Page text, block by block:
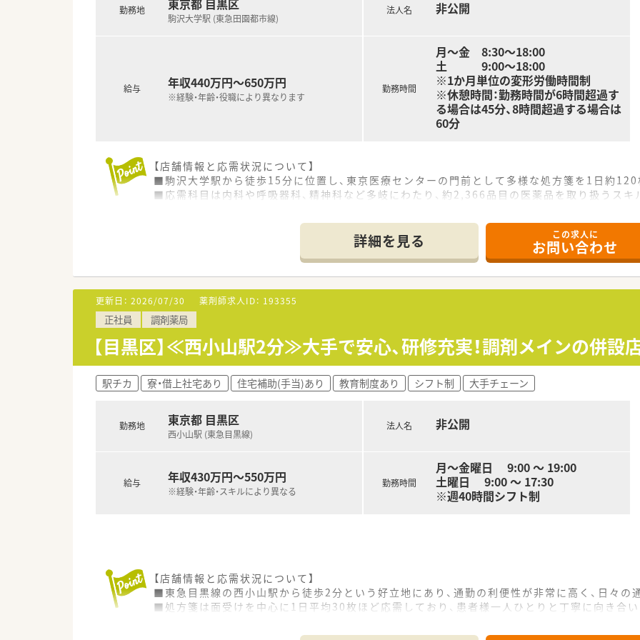
■充実した階層別研修を通じて、まずは管理薬剤師や薬局長を目指し、その後は複数店舗を統
■専門薬剤師を目指すエキスパートコースを選択すれば、がんや糖尿病などの高度な知識を習
■教育担当や人事、システム開発など、店舗勤務以外のジョブチェンジの機会も豊富に用意さ
勤務地
駒沢大学駅 (東急田園都市線)
給与 年収440万円～650万円
※経験・年齢・役職により異なります
法人名 非公開
勤務時間
月～金 8:30～18:00
土 9:00～18:00
※1か月単位の変形労働時間制
※休憩時間：勤務時間が6時間超過す
る場合は45分、8時間超過する場合は
60分
【店舗情報と応需状況について】
■駒沢大学駅から徒歩15分に位置し、東京医療センターの門前として多様な処方箋を1日約
■応需科目は内科や呼吸器科、精神科など多岐にわたり、約2,366品目の医薬品を取り扱うスキ
■1935年の創業以来、調剤薬局やドラッグストアなど3つの業態を全国に展開し、安定した経
■大学病院の門前から駅ナカ店舗まで多様な出店形態を持ち、患者様のニーズに合わせた質の
■大手グループの一員として福利厚生が非常に充実しており、社員が安心して長く働き続けら
【職場環境と雰囲気】
■幅広い年齢層のスタッフがバランスよく配置されており、お互いにフォローし合う協力体制
■大手チェーンならではの整理整頓された調剤室や設備が整っており、業務効率を高めながら
■近隣の医療機関との連携もスムーズであり、薬剤師として専門知識を活かしながらも穏やか
詳細を見る この求人に
お問い合わせ
更新日： 2026/07/30 薬剤師求人ID： 193355
正社員 調剤薬局
【目黒区】≪西小山駅2分≫大手で安心、研修充実！調剤メインの併設
駅チカ 寮・借上社宅あり 住宅補助(手当)あり 教育制度あり シフト制 大手チェーン
勤務地 東京都 目黒区
西小山駅 (東急目黒線)
給与 年収430万円～550万円
※経験・年齢・スキルにより異なる
法人名 非公開
勤務時間
月～金曜日 9:00 ～ 19:00
土曜日 9:00 ～ 17:30
※週40時間シフト制
【店舗情報と応需状況について】
■東急目黒線の西小山駅から徒歩2分という好立地にあり、通勤の利便性が非常に高く、日々の
■処方箋は面受けを中心に1日平均30枚ほど応需しており、患者様一人ひとりと丁寧に向き合